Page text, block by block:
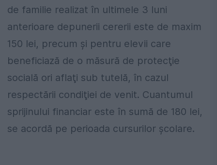
de familie realizat în ultimele 3 luni
anterioare depunerii cererii este de maxim
150 lei, precum şi pentru elevii care
beneficiază de o măsură de protecţie
socială ori aflaţi sub tutelă, în cazul
respectării condiţiei de venit. Cuantumul
sprijinului financiar este în sumă de 180 lei,
se acordă pe perioada cursurilor şcolare.